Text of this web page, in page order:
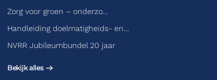
Zorg voor groen – onderzo…
Handleiding doelmatigheids- en…
NVRR Jubileumbundel 20 jaar
Bekijk alles